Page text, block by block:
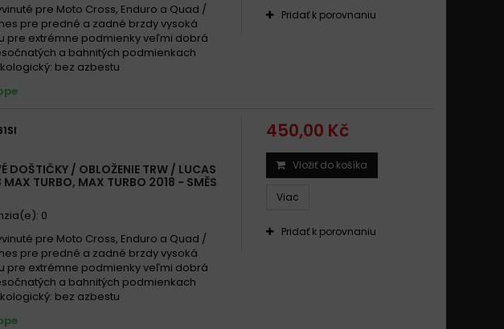
pre Moto Cross, Enduro a Quad /
pre predné a zadné brzdy vysoká
pre extrémne podmienky veľmi dobrá
a bahnitých podmienkach
bez azbestu
Pridať k porovnaniu
DOŠTIČKY / OBLOŽENIE TRW / LUCAS
TURBO, MAX TURBO 2018 - SMĚS
0
pre Moto Cross, Enduro a Quad /
pre predné a zadné brzdy vysoká
pre extrémne podmienky veľmi dobrá
a bahnitých podmienkach
bez azbestu
450,00 Kč
Vložiť do košíka
Viac
Pridať k porovnaniu